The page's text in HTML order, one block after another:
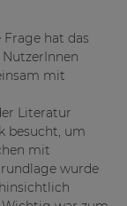
hat das
mit
Literatur
besucht, um
mit
wurde